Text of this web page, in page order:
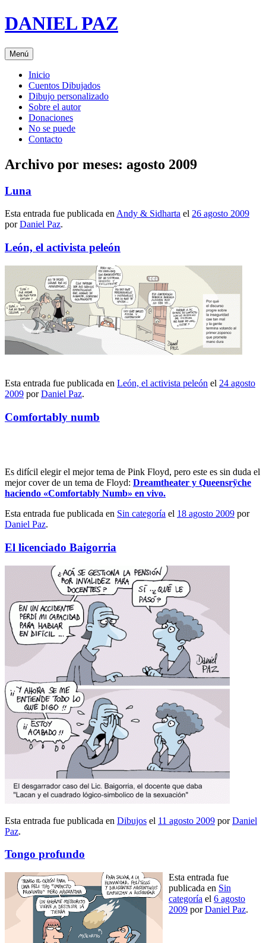
Saltar
al
DANIEL PAZ
Menú
Inicio
Cuentos Dibujados
Dibujo personalizado
Sobre el autor
Donaciones
No se puede
Contacto
Archivo por meses: agosto 2009
Luna
Esta entrada fue publicada enAndy & Sidharta el 26 agosto 2009
porDaniel Paz.
León, el activista peleón
Esta entrada fue publicada en León, el activista peleón el 24 agosto
2009 porDaniel Paz.
Comfortably numb
Es difícil elegir el mejor tema de Pink Floyd, pero este es sin duda el
mejor cover de un tema de Floyd: Dreamtheater y Queensrÿche
haciendo «Comfortably Numb» en vivo.
Esta entrada fue publicada en Sin categoría el 18 agosto 2009 por
Daniel Paz.
El licenciado Baigorria
Esta entrada fue publicada en Dibujos el 11 agosto 2009 porDaniel
Paz.
Tongo profundo
Esta entrada fue
publicada en Sin
categoría el 6 agosto
2009 porDaniel Paz.